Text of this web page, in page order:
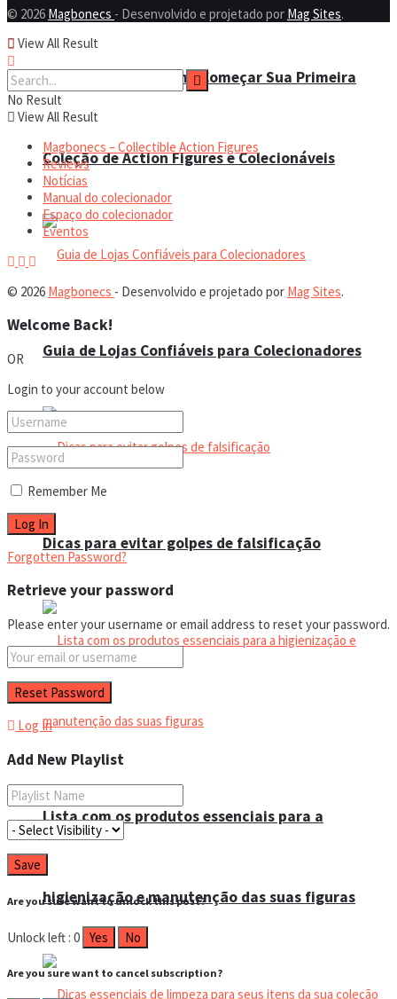
Guia Definitivo: Como Começar Sua Primeira
Coleção de Action Figures e Colecionáveis
Guia de Lojas Confiáveis para Colecionadores
Dicas para evitar golpes de falsificação
Lista com os produtos essenciais para a
higienização e manutenção das suas figuras
View All Result
© 2026 Magbonecs - Desenvolvido e projetado por Mag Sites.
No Result
View All Result
Magbonecs – Collectible Action Figures
Reviews
Notícias
Manual do colecionador
Espaço do colecionador
Eventos
© 2026 Magbonecs - Desenvolvido e projetado por Mag Sites.
Welcome Back!
OR
Login to your account below
Remember Me
Forgotten Password?
Retrieve your password
Please enter your username or email address to reset your password.
Log In
Add New Playlist
Are you sure want to unlock this post?
Unlock left : 0 Yes No
Are you sure want to cancel subscription?